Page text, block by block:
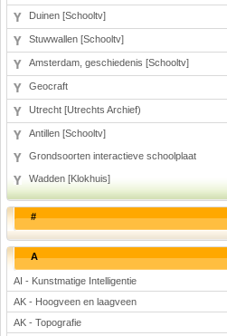
Biologie
Engels
Frans, Duits, Chinees, Spaans
Geschiedenis
Handvaardigheid en Tekenen
Kunst en Cultuur
Natuurkunde
Nederlands
Rekenen
Scheikunde
Sport
Techniek
Duinen [Schooltv]
Stuwwallen [Schooltv]
Amsterdam, geschiedenis [Schooltv]
Geocraft
Utrecht [Utrechts Archief)
Antillen [Schooltv]
Grondsoorten interactieve schoolplaat
Wadden [Klokhuis]
#
A
AI - Kunstmatige Intelligentie
AK - Hoogveen en laagveen
AK - Topografie